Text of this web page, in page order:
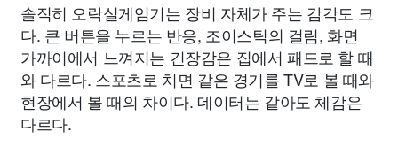
솔직히 오락실게임기는 장비 자체가 주는 감각도 크
다. 큰 버튼을 누르는 반응, 조이스틱의 걸림, 화면
가까이에서 느껴지는 긴장감은 집에서 패드로 할 때
와 다르다. 스포츠로 치면 같은 경기를 TV로 볼 때와
현장에서 볼 때의 차이다. 데이터는 같아도 체감은
다르다.